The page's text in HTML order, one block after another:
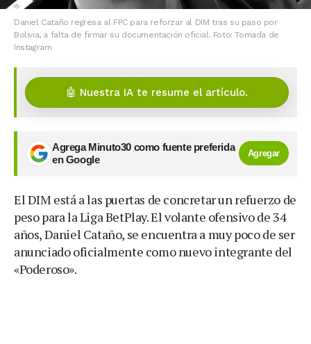
Daniel Cataño regresa al FPC para reforzar al DIM tras su paso por
Bolivia, a falta de firmar su documentación oficial. Foto: Tomada de
Instagram
🤖 Nuestra IA te resume el artículo.
Agrega Minuto30 como fuente preferida
en Google
Agregar
El DIM está a las puertas de concretar un refuerzo de
peso para la Liga BetPlay. El volante ofensivo de 34
años, Daniel Cataño, se encuentra a muy poco de ser
anunciado oficialmente como nuevo integrante del
«Poderoso».